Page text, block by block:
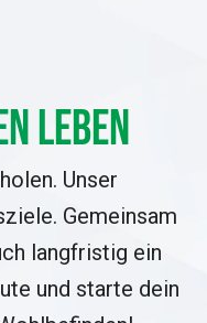
Leben
Unser
Gemeinsam
langfristig ein
und starte dein